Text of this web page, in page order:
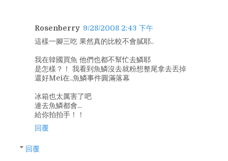
Rosenberry 9/28/2008 2:43 下午
這樣一腳三吃 果然真的比較不會膩耶..
我在韓國買魚 他們也都不幫忙去鱗耶
是怎樣？！ 我看到魚鱗沒去就粉想整尾拿去丟掉
還好Mei在..魚鱗事件圓滿落幕
冰箱也太厲害了吧
連去魚鱗都會...
給你拍拍手！！
回覆
回覆